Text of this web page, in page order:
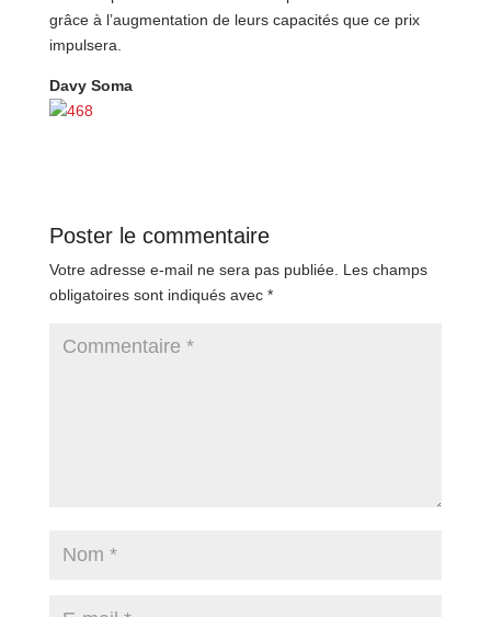
grâce à l’augmentation de leurs capacités que ce prix
impulsera.
Davy Soma
Poster le commentaire
Votre adresse e-mail ne sera pas publiée. Les champs
obligatoires sont indiqués avec *